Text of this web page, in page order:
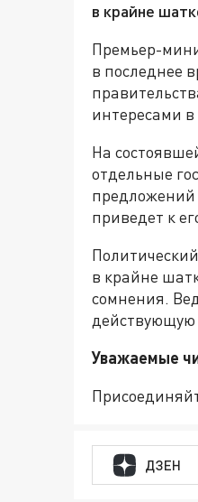
в крайне
Премьер-
в последнее
интересами в
На
отдельные
предложений
приведет к
в крайне
сомнения.
ДЗЕН